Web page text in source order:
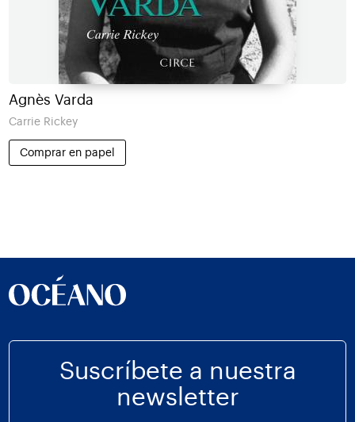
Agnès Varda
Carrie Rickey
Comprar en papel
Suscríbete a nuestra
newsletter